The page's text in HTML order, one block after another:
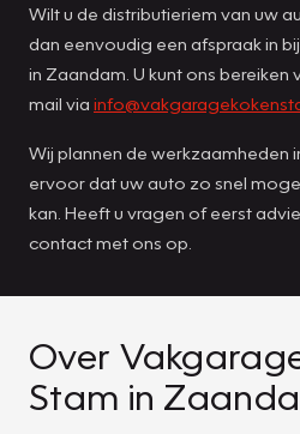
Wilt u de distributieriem van uw
dan eenvoudig een afspraak in
in Zaandam. U kunt ons
mail via
Wij plannen de werkzaamheden
ervoor dat uw auto zo snel
kan. Heeft u vragen of eerst
contact met ons op.
Over
Stam in